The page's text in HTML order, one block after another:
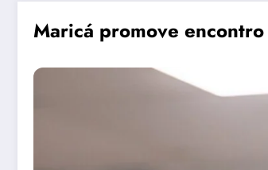
Maricá promove